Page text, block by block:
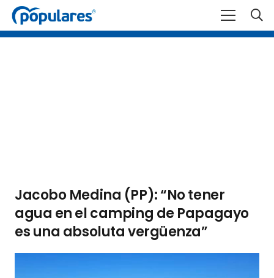
Jacobo Medina (PP): “No tener
agua en el camping de Papagayo
es una absoluta vergüenza”